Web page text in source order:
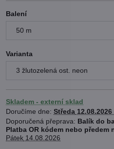
Balení
Varianta
Skladem - externí sklad
Doručíme dne: Středa 12.08.2026
Balík do
Platba OR kódem nebo předem
Pátek 14.08.2026